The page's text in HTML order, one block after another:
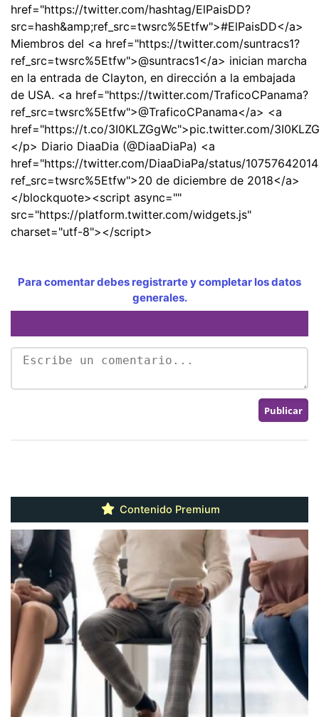
href="https://twitter.com/hashtag/ElPaisDD?
src=hash&amp;ref_src=twsrc%5Etfw">#ElPaisDD</a>
Miembros del <a href="https://twitter.com/suntracs1?
ref_src=twsrc%5Etfw">@suntracs1</a> inician marcha
en la entrada de Clayton, en dirección a la embajada
de USA. <a href="https://twitter.com/TraficoCPanama?
ref_src=twsrc%5Etfw">@TraficoCPanama</a> <a
href="https://t.co/3I0KLZGgWc">pic.twitter.com/
</p> Diario DiaaDia (@DiaaDiaPa) <a
href="https://twitter.com/DiaaDiaPa/status/
ref_src=twsrc%5Etfw">20 de diciembre de 2018</a>
</blockquote><script async=""
src="https://platform.twitter.com/widgets.js"
charset="utf-8"></script>
Para comentar debes registrarte y completar los datos
generales.
Contenido Premium